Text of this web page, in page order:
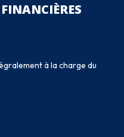
à la charge du